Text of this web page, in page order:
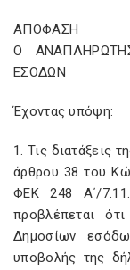
ΑΠΟΦΑΣΗ
Ο
ΕΣΟΔΩΝ
Έχοντας υπόψη:
1. Τις διατάξεις
άρθρου 38 του
ΦΕΚ 248 Α΄/
προβλέπεται
Δημοσίων
υποβολής της